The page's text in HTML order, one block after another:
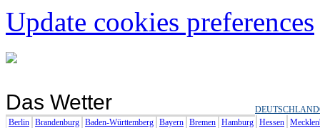
Update cookies preferences
Das Wetter DEUTSCHLAND
Berlin Brandenburg Baden-Württemberg Bayern Bremen Hamburg Hessen